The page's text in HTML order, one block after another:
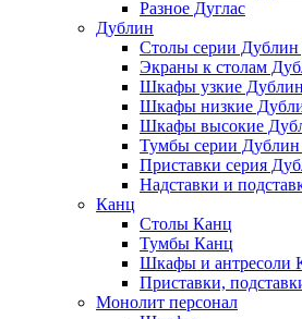
Разное Дуглас
Дублин
Столы серии Дублин
Экраны к столам
Шкафы узкие Дублин
Шкафы низкие
Шкафы высокие
Тумбы серии Дублин
Приставки серия
Надставки и
Канц
Столы Канц
Тумбы Канц
Шкафы и антресоли
Приставки,
Монолит персонал